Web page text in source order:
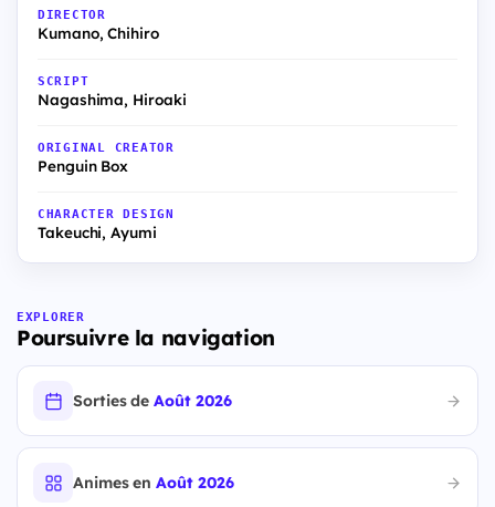
DIRECTOR
Kumano, Chihiro
SCRIPT
Nagashima, Hiroaki
ORIGINAL CREATOR
Penguin Box
CHARACTER DESIGN
Takeuchi, Ayumi
EXPLORER
Poursuivre la navigation
Sorties deAoût 2026
Animes enAoût 2026